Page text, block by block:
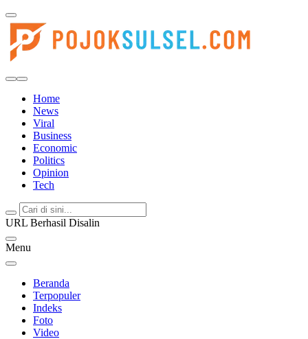
Home
News
Viral
Business
Economic
Politics
Opinion
Tech
URL Berhasil Disalin
Menu
Beranda
Terpopuler
Indeks
Foto
Video